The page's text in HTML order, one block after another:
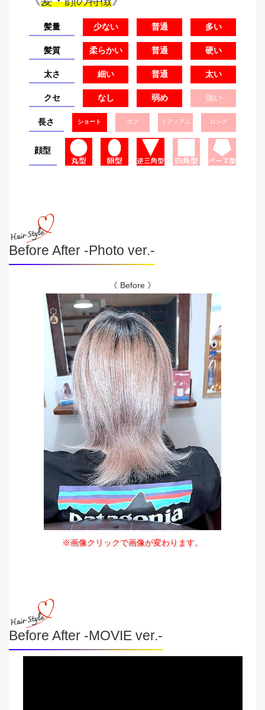
髪量 少ない 普通 多い
髪質 柔らかい 普通 硬い
太さ 細い 普通 太い
クセ なし 弱め 強い
長さ ショート ボブ ミディアム ロング
顔型
Before After -Photo ver.-
《 Before 》
※画像クリックで画像が変わります。
Before After -MOVIE ver.-